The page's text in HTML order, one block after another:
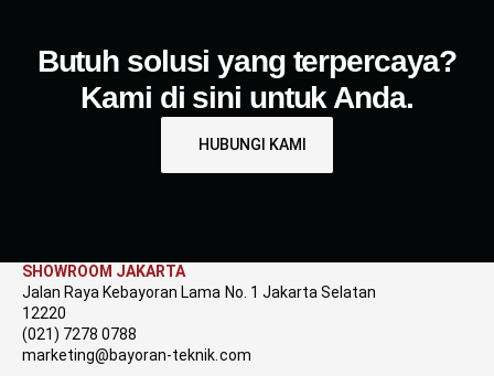
Butuh solusi yang terpercaya?
Kami di sini untuk Anda.
HUBUNGI KAMI
SHOWROOM JAKARTA
Jalan Raya Kebayoran Lama No. 1 Jakarta Selatan
12220
(021) 7278 0788
marketing@bayoran-teknik.com